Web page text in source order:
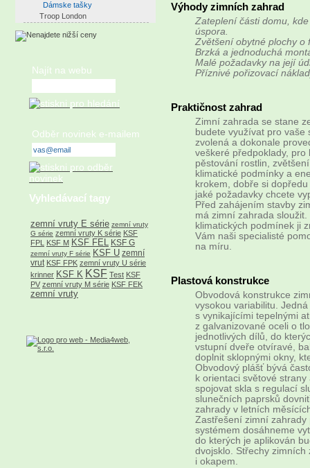
Výhody zimních zahrad
Zateplení části domu,
úspora.
Zvětšení obytné plochy o
Brzká a jednoduchá
Malé požadavky na její
Příznivé pořizovací
Praktičnost zahrad
Zimní zahrada se stane
budete využívat pro vaše
zvolená a dokonale
veškeré předpoklady,
pěstování rostlin,
klimatické podmínky a
krokem, dobře si
jaké požadavky chcete
Před zahájením stavby
má zimní zahrada
klimatických podmínek ji
Vám naši specialisté
na míru.
Plastová konstrukce
Obvodová konstrukce
vysokou variabilitu.
s vynikajícími tepelnými
z galvanizované oceli o
jednotlivých dílů, do
vstupní dveře otvíravé,
doplnit sklopnými okny,
Obvodový plášť bývá
k orientaci světové
spojovat skla s regulací
slunečních paprsků
zahrady v letních
Zastřešení zimní
systémem dosáhneme
do kterých je aplikován
dvojsklo. Střechy
i okapem.
Dámske tašky
Troop London
Najít na webu
Odběr novinek e-mailem
Vyhledávací tagy
zemní vruty E série zemní vruty
G série zemní vruty K série KSF
FPL
KSF M KSF FEL KSF G
zemní vruty F série KSF U zemní
vrut KSF FPK zemní vruty U série
krinner KSF K KSF Test KSF
PV zemní vruty M série KSF FEK
zemní vruty